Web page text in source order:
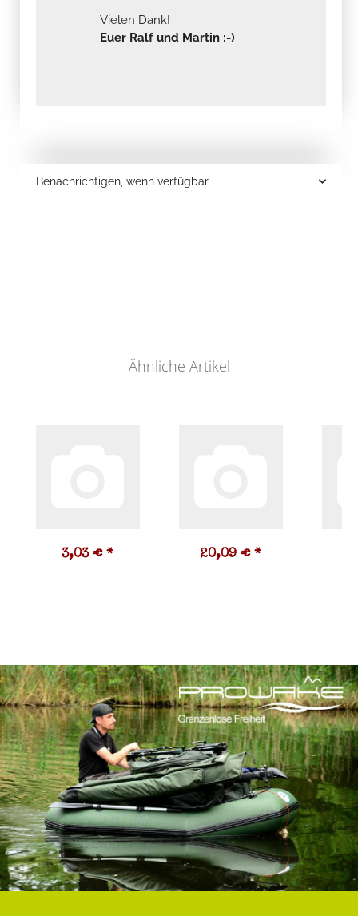
Vielen Dank!
Euer Ralf und Martin :-)
Benachrichtigen, wenn verfügbar
Ähnliche Artikel
3,03 € * 20,09 € *